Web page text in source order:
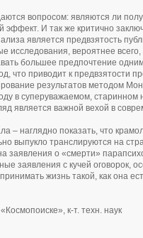
вопросом: являются ли
эффект. И так же критично
является предвзятость
исследования, вероятнее
большее предпочтение
приводит к предвзятости
результатов методом
в суперуважаемом,
является важной вехой в
– наглядно показать, что
выпукло транслируются на
заявления о «смерти»
заявления с кучей оговорок,
жизнь такой, как она
к-т. техн. наук